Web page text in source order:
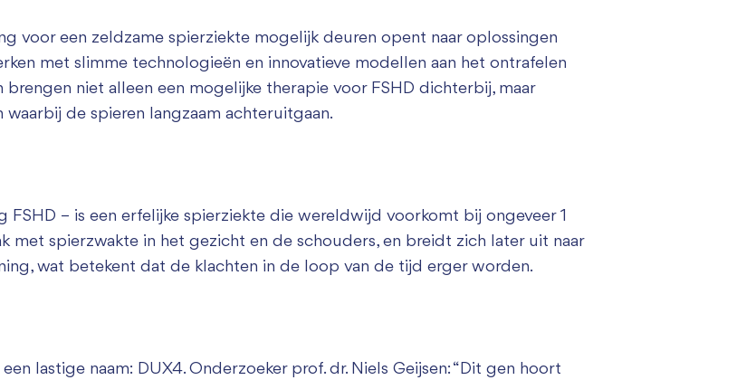
voor een zeldzame spierziekte mogelijk deuren opent naar oplossingen
met slimme technologieën en innovatieve modellen aan het ontrafelen
brengen niet alleen een mogelijke therapie voor FSHD dichterbij, maar
de spieren langzaam achteruitgaan.
– is een erfelijke spierziekte die wereldwijd voorkomt bij ongeveer 1
met spierzwakte in het gezicht en de schouders, en breidt zich later uit naar
wat betekent dat de klachten in de loop van de tijd erger worden.
lastige naam: DUX4. Onderzoeker prof. dr. Niels Geijsen: “Dit gen hoort